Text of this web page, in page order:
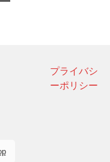
プライバシ
ーポリシー